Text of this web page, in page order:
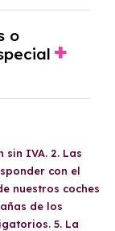
elevada.
de
antes de
particular,
podrás
hasta la
o
del
sin IVA. 2. Las
con el
nuestros coches
de los
5. La